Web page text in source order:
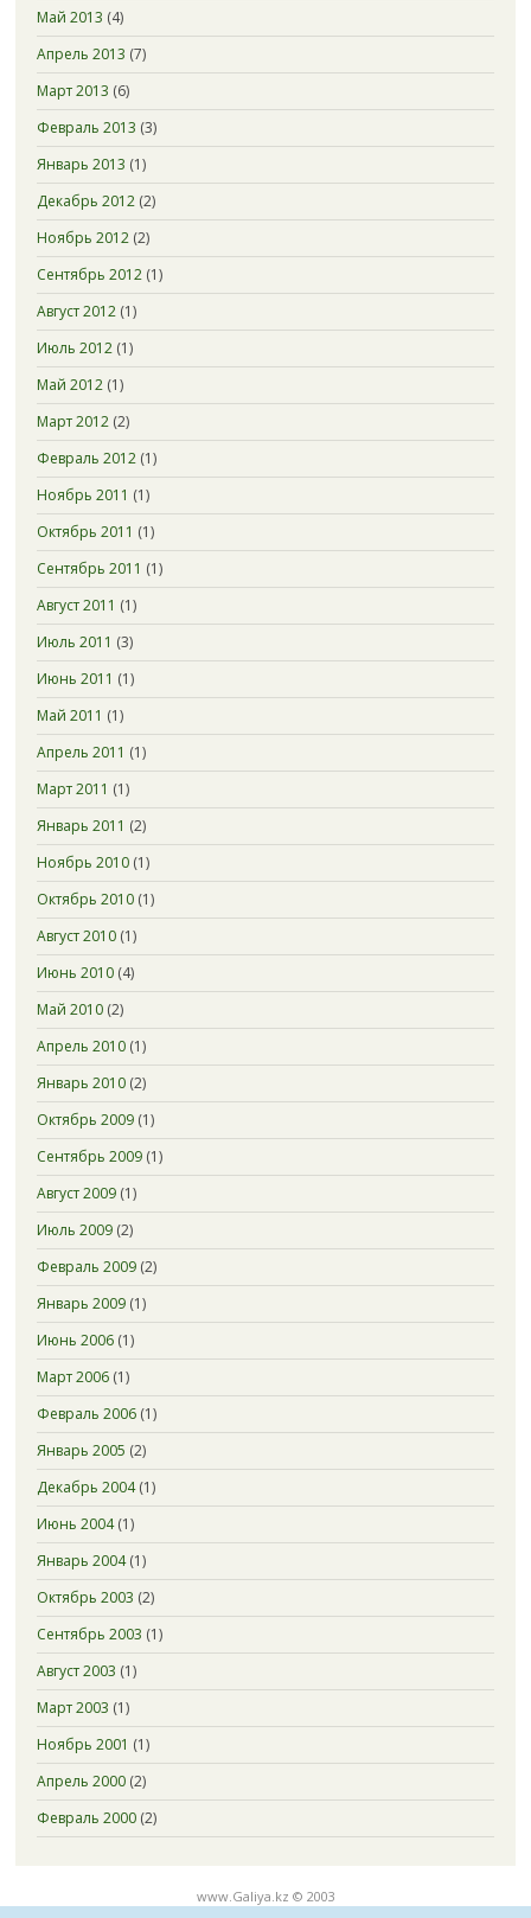
Май 2013 (4)
Апрель 2013 (7)
Март 2013 (6)
Февраль 2013 (3)
Январь 2013 (1)
Декабрь 2012(2)
Ноябрь 2012(2)
Сентябрь 2012(1)
Август 2012(1)
Июль 2012(1)
Май 2012(1)
Март 2012(2)
Февраль 2012(1)
Ноябрь 2011 (1)
Октябрь 2011 (1)
Сентябрь 2011 (1)
Август 2011 (1)
Июль 2011 (3)
Июнь 2011 (1)
Май 2011 (1)
Апрель 2011 (1)
Март 2011 (1)
Январь 2011 (2)
Ноябрь 2010(1)
Октябрь 2010(1)
Август 2010(1)
Июнь 2010(4)
Май 2010(2)
Апрель 2010(1)
Январь 2010(2)
Октябрь 2009(1)
Сентябрь 2009(1)
Август 2009(1)
Июль 2009(2)
Февраль 2009(2)
Январь 2009(1)
Июнь 2006(1)
Март 2006(1)
Февраль 2006(1)
Январь 2005 (2)
Декабрь 2004(1)
Июнь 2004(1)
Январь 2004(1)
Октябрь 2003 (2)
Сентябрь 2003 (1)
Август 2003 (1)
Март 2003 (1)
Ноябрь 2001 (1)
Апрель 2000(2)
Февраль 2000(2)
www.Galiya.kz © 2003